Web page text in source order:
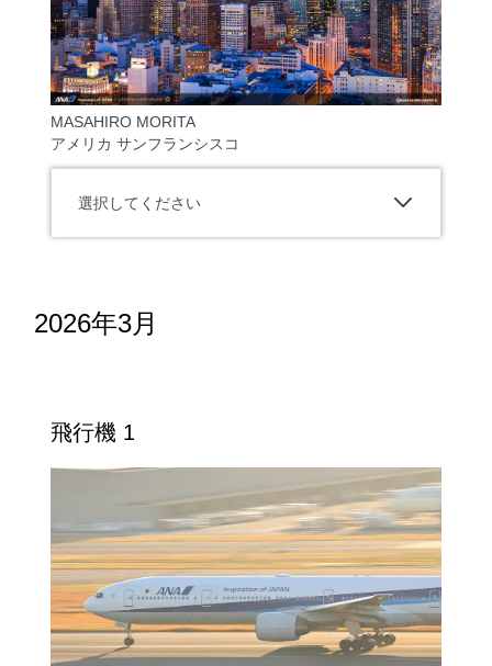
MASAHIRO MORITA
アメリカ サンフランシスコ
選択してください
2026年3月
飛行機 1